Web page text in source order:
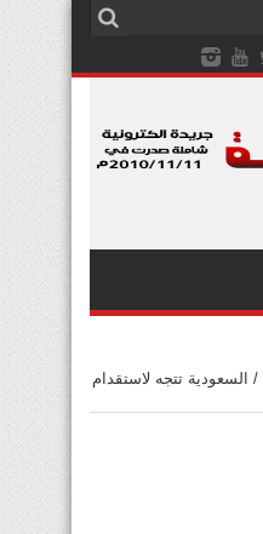
/ السعودية تتجه لاستقدام